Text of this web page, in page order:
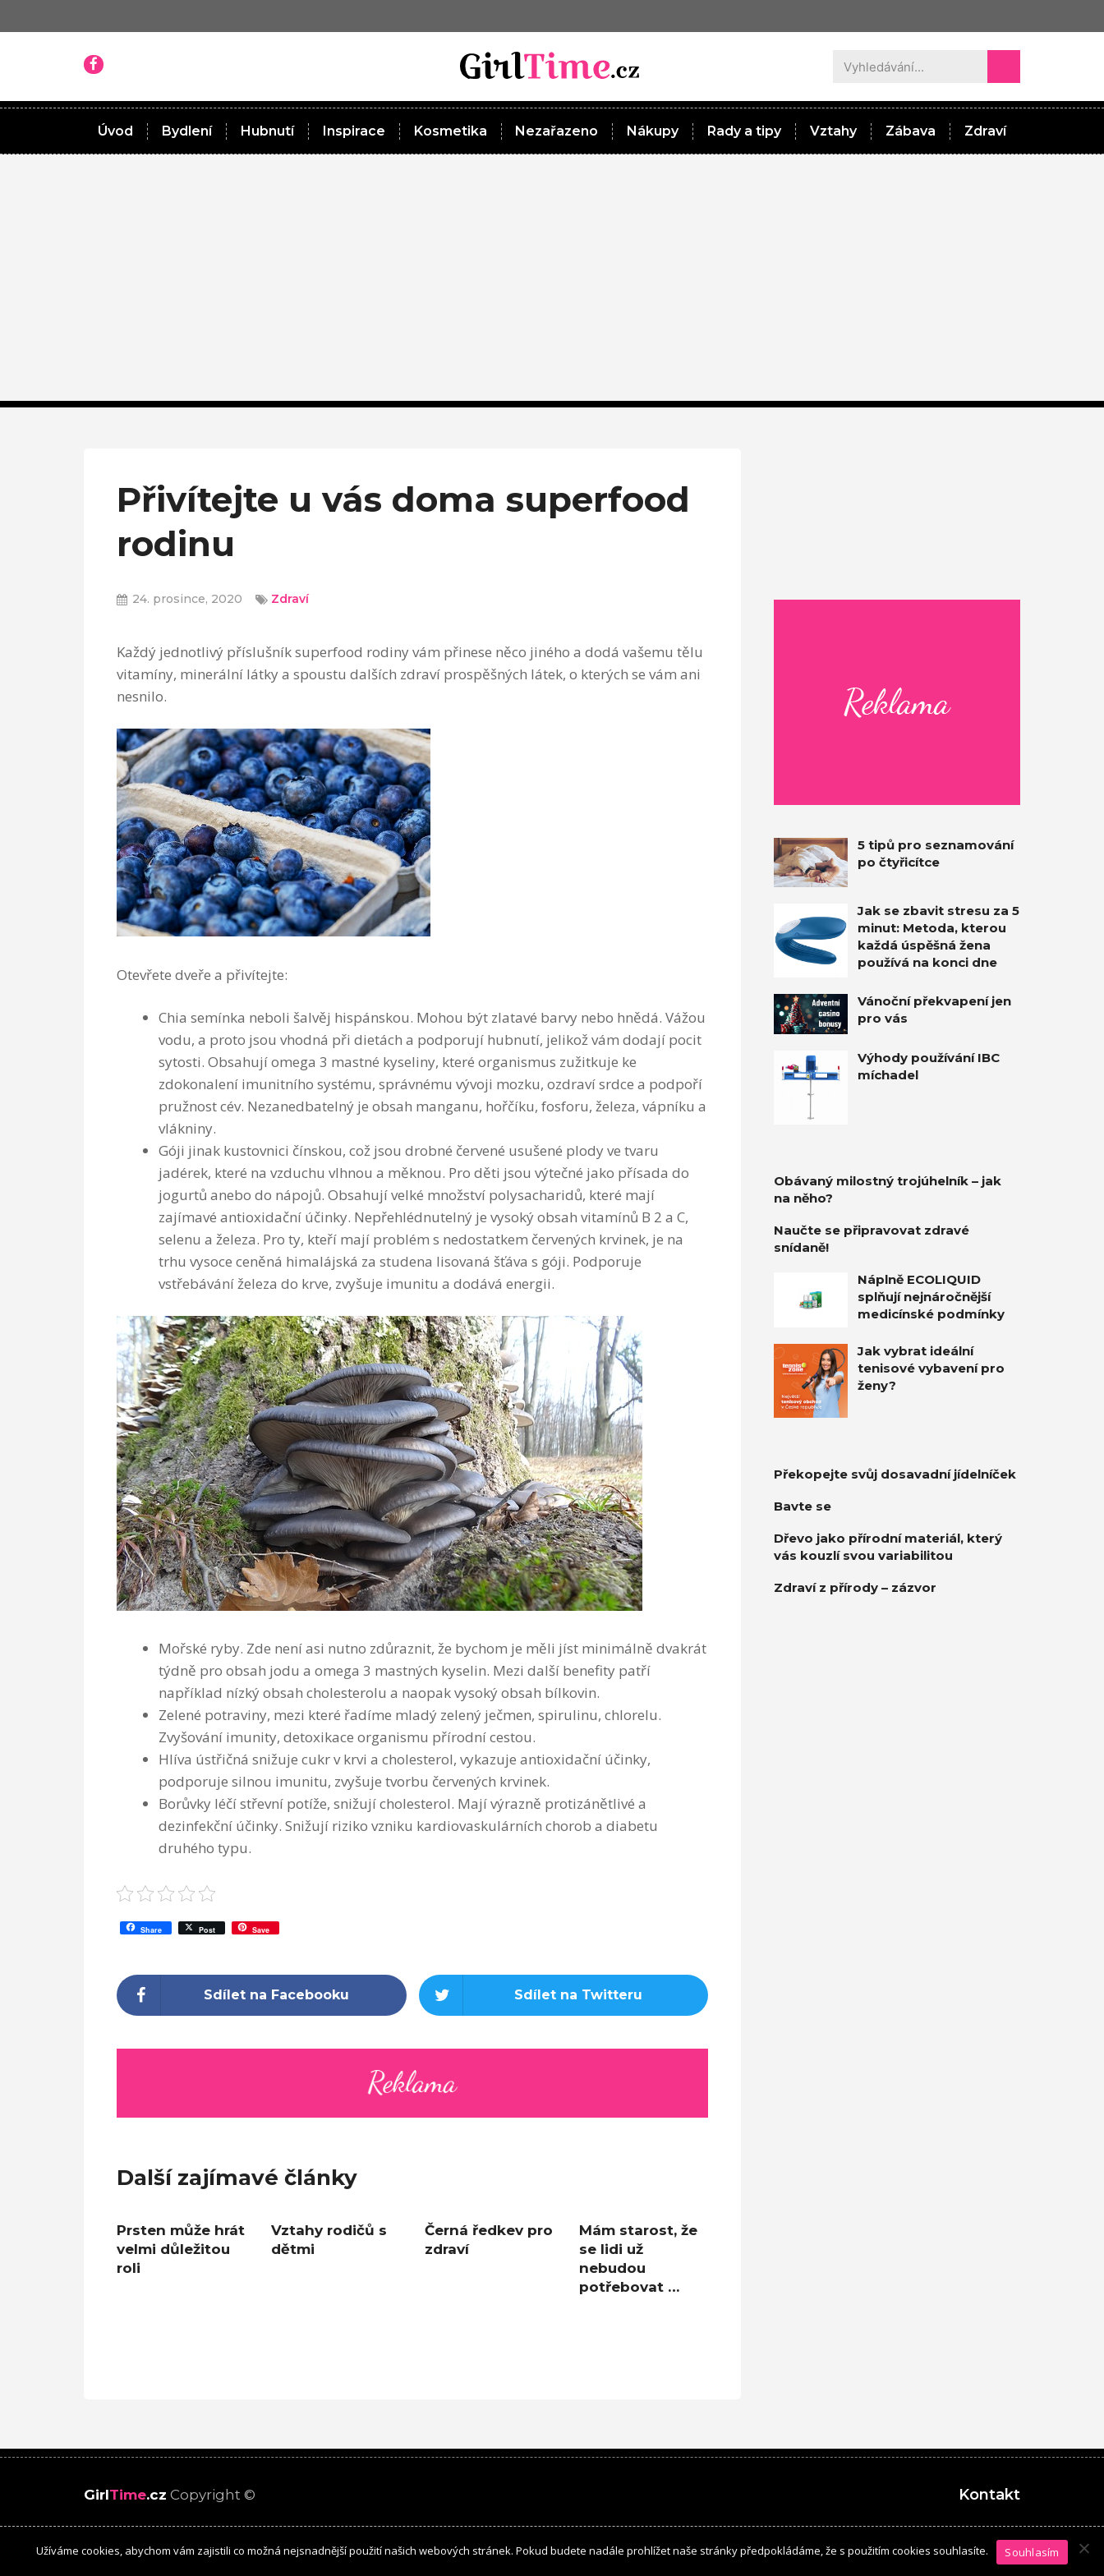
Úvod Bydlení Hubnutí Inspirace Kosmetika Nezařazeno Nákupy Rady a tipy Vztahy Zábava Zdraví
Přivítejte u vás doma superfood
rodinu
24. prosince, 2020 Zdraví
Každý jednotlivý příslušník superfood rodiny vám přinese něco jiného a dodá vašemu tělu
vitamíny, minerální látky a spoustu dalších zdraví prospěšných látek, o kterých se vám ani
nesnilo.
Otevřete dveře a přivítejte:
Chia semínka neboli šalvěj hispánskou. Mohou být zlatavé barvy nebo hnědá. Vážou
vodu, a proto jsou vhodná při dietách a podporují hubnutí, jelikož vám dodají pocit
sytosti. Obsahují omega 3 mastné kyseliny, které organismus zužitkuje ke
zdokonalení imunitního systému, správnému vývoji mozku, ozdraví srdce a podpoří
pružnost cév. Nezanedbatelný je obsah manganu, hořčíku, fosforu, železa, vápníku a
vlákniny.
Góji jinak kustovnici čínskou, což jsou drobné červené usušené plody ve tvaru
jadérek, které na vzduchu vlhnou a měknou. Pro děti jsou výtečné jako přísada do
jogurtů anebo do nápojů. Obsahují velké množství polysacharidů, které mají
zajímavé antioxidační účinky. Nepřehlédnutelný je vysoký obsah vitamínů B 2 a C,
selenu a železa. Pro ty, kteří mají problém s nedostatkem červených krvinek, je na
trhu vysoce ceněná himalájská za studena lisovaná šťáva s góji. Podporuje
vstřebávání železa do krve, zvyšuje imunitu a dodává energii.
Mořské ryby. Zde není asi nutno zdůraznit, že bychom je měli jíst minimálně dvakrát
týdně pro obsah jodu a omega 3 mastných kyselin. Mezi další benefity patří
například nízký obsah cholesterolu a naopak vysoký obsah bílkovin.
Zelené potraviny, mezi které řadíme mladý zelený ječmen, spirulinu, chlorelu.
Zvyšování imunity, detoxikace organismu přírodní cestou.
Hlíva ústřičná snižuje cukr v krvi a cholesterol, vykazuje antioxidační účinky,
podporuje silnou imunitu, zvyšuje tvorbu červených krvinek.
Borůvky léčí střevní potíže, snižují cholesterol. Mají výrazně protizánětlivé a
dezinfekční účinky. Snižují riziko vzniku kardiovaskulárních chorob a diabetu
druhého typu.
Share Post Save
Sdílet na Facebooku Sdílet na Twitteru
Další zajímavé články
Prsten může hrát
velmi důležitou
roli
Vztahy rodičů s
dětmi
Černá ředkev pro
zdraví
Mám starost, že
se lidi už
nebudou
potřebovat …
5 tipů pro seznamování
po čtyřicítce
Jak se zbavit stresu za 5
minut: Metoda, kterou
každá úspěšná žena
používá na konci dne
Vánoční překvapení jen
pro vás
Výhody používání IBC
míchadel
Obávaný milostný trojúhelník – jak
na něho?
Naučte se připravovat zdravé
snídaně!
Náplně ECOLIQUID
splňují nejnáročnější
medicínské podmínky
Jak vybrat ideální
tenisové vybavení pro
ženy?
Překopejte svůj dosavadní jídelníček
Bavte se
Dřevo jako přírodní materiál, který
vás kouzlí svou variabilitou
Zdraví z přírody – zázvor
GirlTime.cz Copyright © Kontakt
Užíváme cookies, abychom vám zajistili co možná nejsnadnější použití našich webových stránek. Pokud budete nadále prohlížet naše stránky předpokládáme, že s použitím cookies souhlasíte. Souhlasím